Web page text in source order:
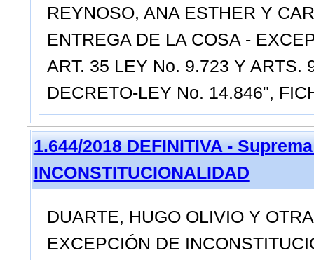
REYNOSO, ANA ESTHER Y
ENTREGA DE LA COSA -
ART. 35 LEY No. 9.723 Y ARTS.
DECRETO-LEY No. 14.846",
1.644/2018 DEFINITIVA -
INCONSTITUCIONALIDAD
DUARTE, HUGO OLIVIO Y
EXCEPCIÓN DE